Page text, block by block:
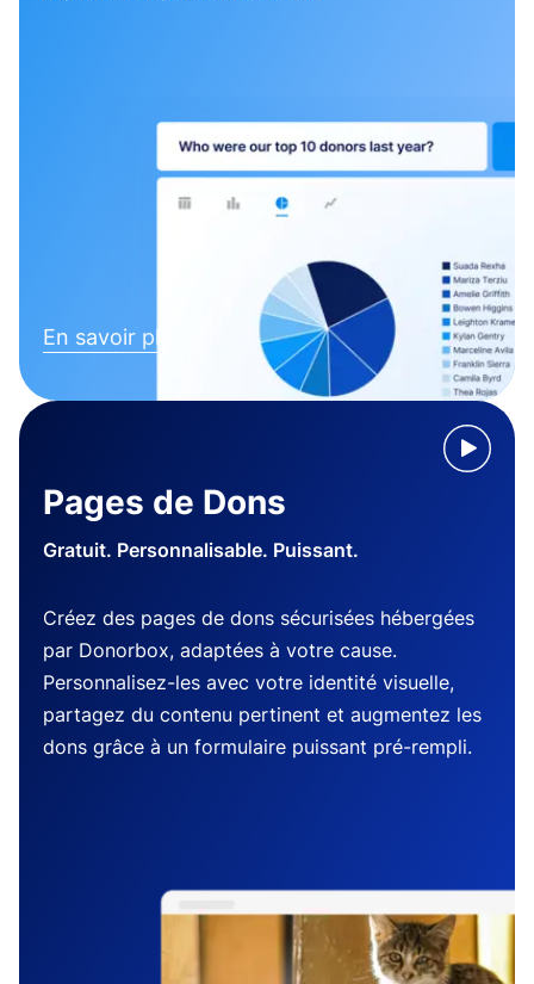
En savoir plus
Pages de Dons
Gratuit. Personnalisable. Puissant.
Créez des pages de dons sécurisées hébergées
par Donorbox, adaptées à votre cause.
Personnalisez-les avec votre identité visuelle,
partagez du contenu pertinent et augmentez les
dons grâce à un formulaire puissant pré-rempli.